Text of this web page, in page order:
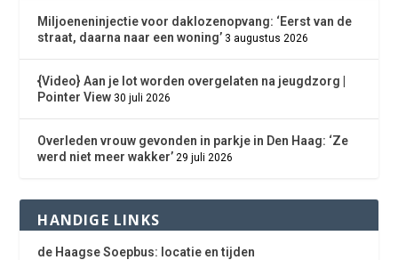
Miljoeneninjectie voor daklozenopvang: ‘Eerst van de
straat, daarna naar een woning’ 3 augustus 2026
{Video} Aan je lot worden overgelaten na jeugdzorg |
Pointer View 30 juli 2026
Overleden vrouw gevonden in parkje in Den Haag: ‘Ze
werd niet meer wakker’ 29 juli 2026
HANDIGE LINKS
de Haagse Soepbus: locatie en tijden